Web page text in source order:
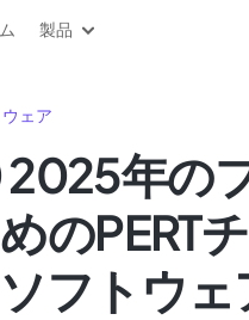
ログ製品
ェア
2025年の
のPERT
フトウェ